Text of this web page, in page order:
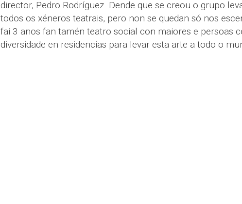
director, Pedro Rodríguez. Dende que se creou o grupo
todos os xéneros teatrais, pero non se quedan só nos
fai 3 anos fan tamén teatro social con maiores e persoas
diversidade en residencias para levar esta arte a todo o